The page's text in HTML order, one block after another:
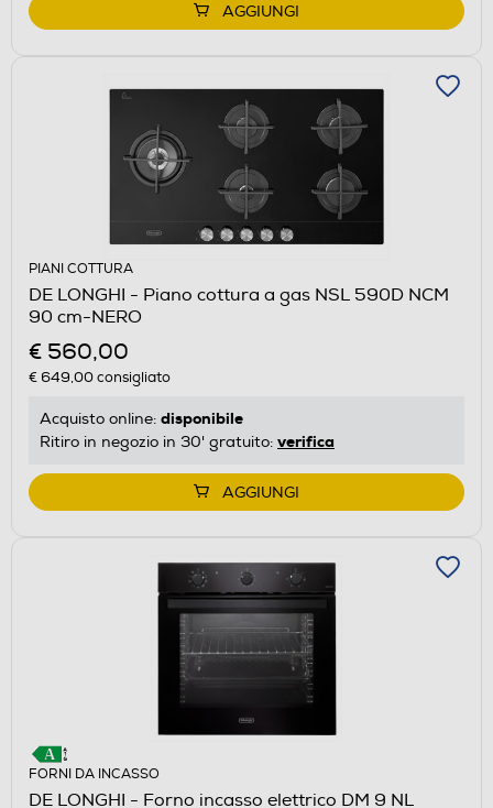
AGGIUNGI
PIANI COTTURA
DE LONGHI - Piano cottura a gas NSL 590D NCM
90 cm-NERO
€ 560,00
€ 649,00consigliato
Acquisto online: disponibile
Ritiro in negozio in 30' gratuito: verifica
AGGIUNGI
FORNI DA INCASSO
DE LONGHI - Forno incasso elettrico DM 9 NL